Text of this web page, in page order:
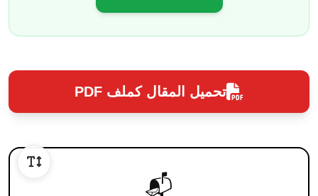
تحميل المقال كملف PDF